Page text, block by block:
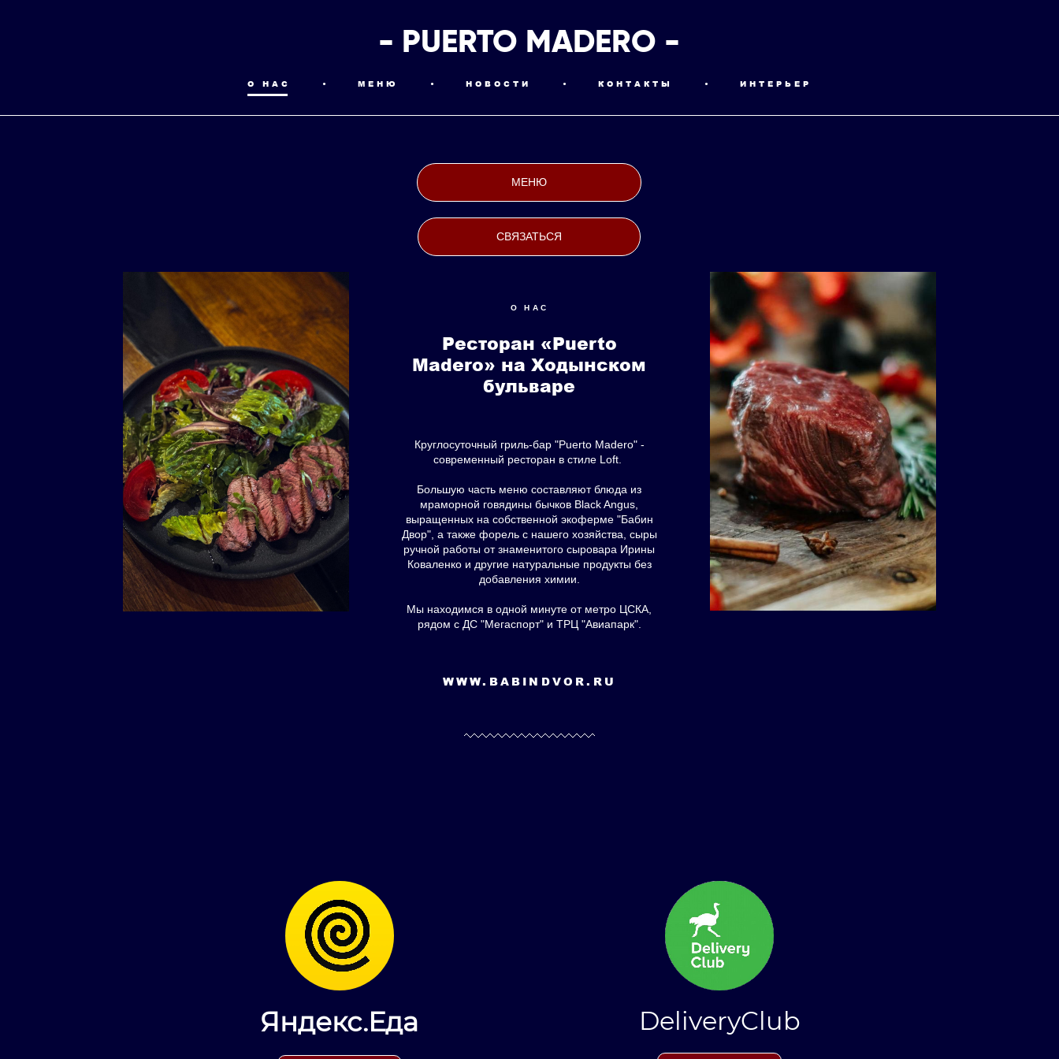
- PUERTO MADERO -
О НАС • МЕНЮ • НОВОСТИ • КОНТАКТЫ • ИНТЕРЬЕР
МЕНЮ
СВЯЗАТЬСЯ
О НАС
Ресторан «Puerto
Madero» на Ходынском
бульваре
Круглосуточный гриль-бар "Puerto Madero" -
современный ресторан в стиле Loft.
Большую часть меню составляют блюда из
мраморной говядины бычков Black Angus,
выращенных на собственной экоферме "Бабин
Двор", а также форель с нашего хозяйства, сыры
ручной работы от знаменитого сыровара Ирины
Коваленко и другие натуральные продукты без
добавления химии.
Мы находимся в одной минуте от метро ЦСКА,
рядом с ДС "Мегаспорт" и ТРЦ "Авиапарк".
WWW.BABINDVOR.RU
Яндекс.Еда DeliveryClub